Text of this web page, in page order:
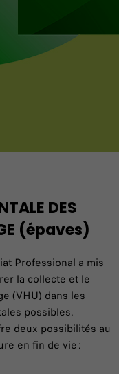
DES
(épaves)
Professional a mis
la collecte et le
(VHU) dans les
possibles.
deux possibilités au
en fin de vie :